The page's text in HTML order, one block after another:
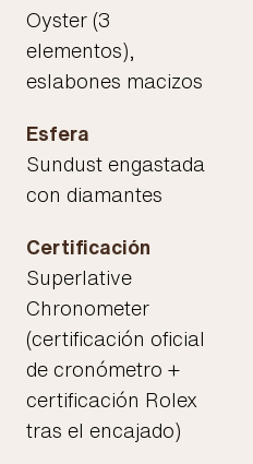
Oyster (3
elementos),
eslabones macizos
Esfera
Sundust engastada
con diamantes
Certificación
Superlative
Chronometer
(certificación oficial
de cronómetro +
certificación Rolex
tras el encajado)